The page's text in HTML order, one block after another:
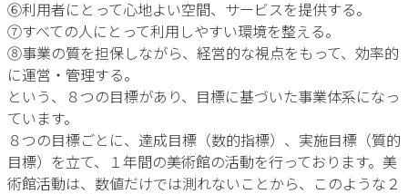
⑥利用者にとって心地よい空間、サービスを提供する。
⑦すべての人にとって利用しやすい環境を整える。
⑧事業の質を担保しながら、経営的な視点をもって、効率的
に運営・管理する。
という、８つの目標があり、目標に基づいた事業体系になっ
ています。
８つの目標ごとに、達成目標（数的指標）、実施目標（質的
目標）を立て、１年間の美術館の活動を行っております。美
術館活動は、数値だけでは測れないことから、このような２